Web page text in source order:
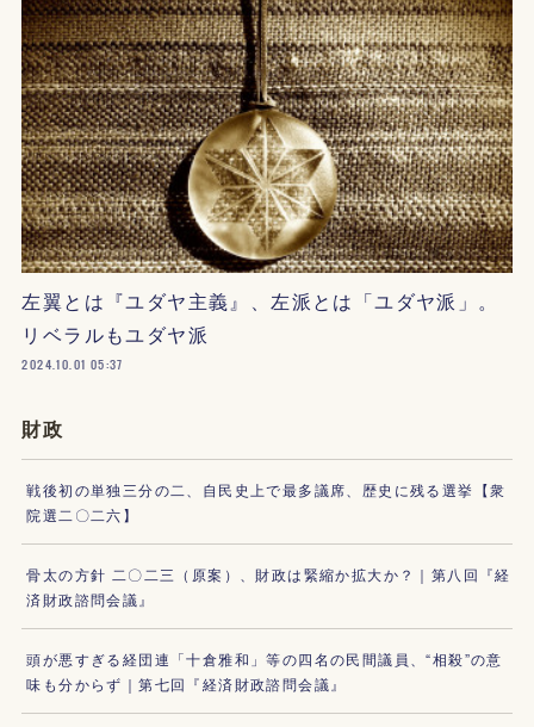
左翼とは『ユダヤ主義』、左派とは「ユダヤ派」。
リベラルもユダヤ派
2024.10.01 05:37
財政
戦後初の単独三分の二、自民史上で最多議席、歴史に残る選挙【衆
院選二〇二六】
骨太の方針 二〇二三（原案）、財政は緊縮か拡大か？｜第八回『経
済財政諮問会議』
頭が悪すぎる経団連「十倉雅和」等の四名の民間議員、“相殺”の意
味も分からず｜第七回『経済財政諮問会議』